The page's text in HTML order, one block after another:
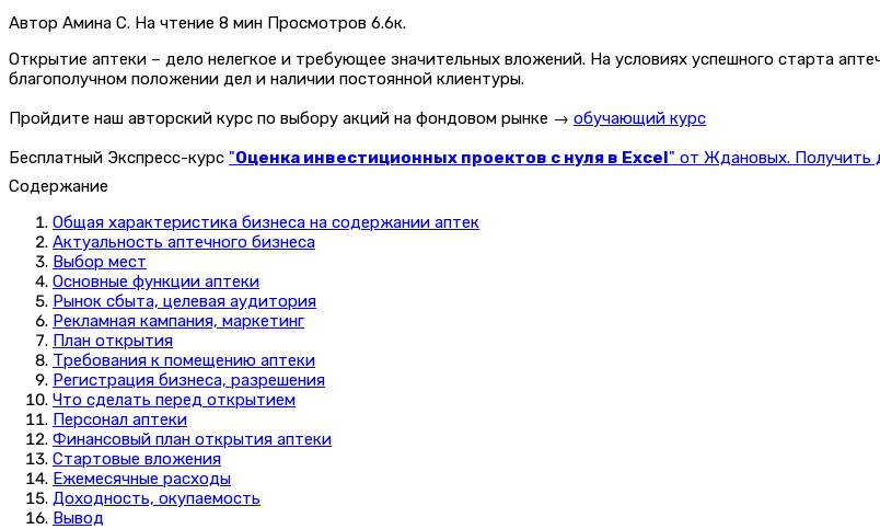
Автор Амина С. На чтение 8 мин Просмотров 6.6к.
Открытие аптеки – дело нелегкое и требующее значительных вложений. На условиях успешного старта
благополучном положении дел и наличии постоянной клиентуры.
Пройдите наш авторский курс по выбору акций на фондовом рынке → обучающий курс
Бесплатный Экспресс-курс "Оценка инвестиционных проектов с нуля в Excel" от Ждановых. Получить
Содержание
Общая характеристика бизнеса на содержании аптек
Актуальность аптечного бизнеса
Выбор мест
Основные функции аптеки
Рынок сбыта, целевая аудитория
Рекламная кампания, маркетинг
План открытия
Требования к помещению аптеки
Регистрация бизнеса, разрешения
Что сделать перед открытием
Персонал аптеки
Финансовый план открытия аптеки
Стартовые вложения
Ежемесячные расходы
Доходность, окупаемость
Вывод